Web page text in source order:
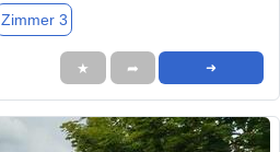
Zimmer 3
★ ➦ ➜